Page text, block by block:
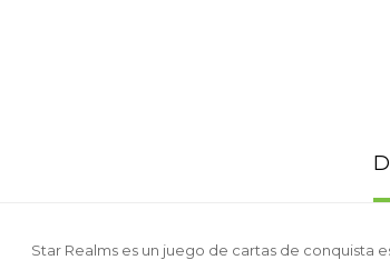
Star Realms es un juego de cartas de conquista